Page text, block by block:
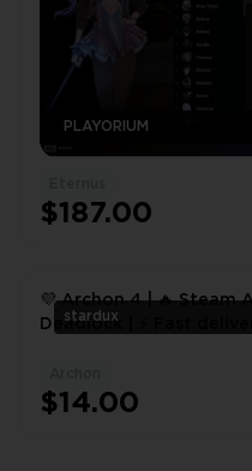
PLAYORIUM
$187.00
stardux
💜 Archon 4 | 🔥 Steam
Deadlock | ⚡ Fast
$14.00